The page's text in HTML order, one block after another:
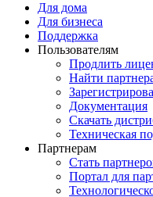
Для дома
Для бизнеса
Поддержка
Пользователям
Продлить
Найти
Документация
Скачать
Техническая
Партнерам
Стать
Портал для